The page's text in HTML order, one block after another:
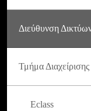
Διεύθυνση
Τμήμα
Eclass